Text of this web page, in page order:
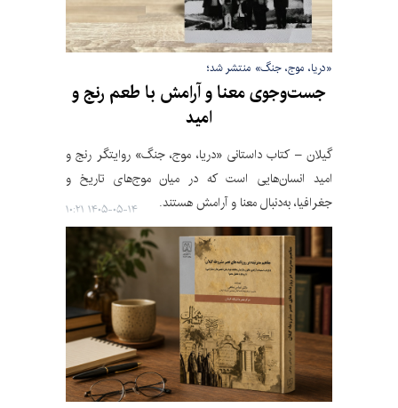
«دریا، موج، جنگ» منتشر شد؛
جست‌وجوی معنا و آرامش با طعم رنج و
امید
گیلان – کتاب داستانی «دریا، موج، جنگ» روایتگر رنج‌ و
امید انسان‌هایی‌ است که در میان موج‌های تاریخ و
جغرافیا، به‌دنبال معنا و آرامش‌ هستند.
۱۴۰۵-۰۵-۱۴ ۱۰:۲۱